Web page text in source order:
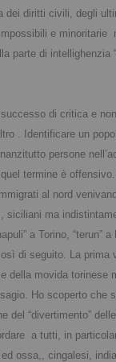
dei diritti civili, degli
e minoritarie
parte di intellighenzia
di critica e
. Identificare un
persone
termine è
al nord
siciliani ma
a Torino, “terun” a
di seguito. La prima
della movida torinese
Ho scoperto che
del “divertimento”
a tutti, in
ossa,, cingalesi,